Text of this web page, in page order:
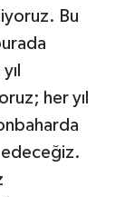
Bu
her yıl
edeceğiz.